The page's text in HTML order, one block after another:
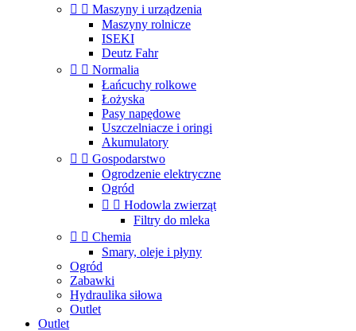
  Maszyny i urządzenia
Maszyny rolnicze
ISEKI
Deutz Fahr
  Normalia
Łańcuchy rolkowe
Łożyska
Pasy napędowe
Uszczelniacze i oringi
Akumulatory
  Gospodarstwo
Ogrodzenie elektryczne
Ogród
  Hodowla zwierząt
Filtry do mleka
  Chemia
Smary, oleje i płyny
Ogród
Zabawki
Hydraulika siłowa
Outlet
Outlet